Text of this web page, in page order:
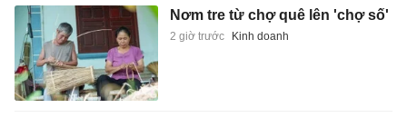
Nơm tre từ chợ quê lên 'chợ số'
2 giờ trước Kinh doanh